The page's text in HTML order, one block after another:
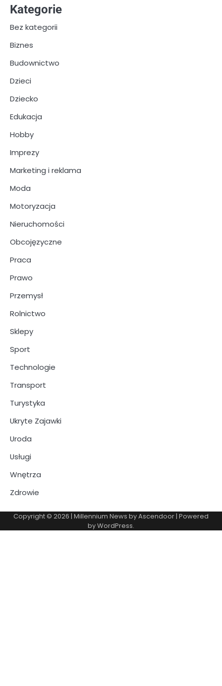
Kategorie
Bez kategorii
Biznes
Budownictwo
Dzieci
Dziecko
Edukacja
Hobby
Imprezy
Marketing i reklama
Moda
Motoryzacja
Nieruchomości
Obcojęzyczne
Praca
Prawo
Przemysł
Rolnictwo
Sklepy
Sport
Technologie
Transport
Turystyka
Ukryte Zajawki
Uroda
Usługi
Wnętrza
Zdrowie
Copyright © 2026 | Millennium News byAscendoor| Powered
byWordPress.